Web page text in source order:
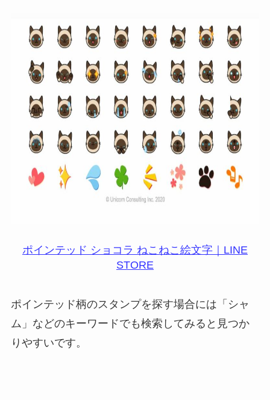
ポインテッド ショコラ ねこねこ絵文字｜LINE
STORE
ポインテッド柄のスタンプを探す場合には「シャ
ム」などのキーワードでも検索してみると見つか
りやすいです。